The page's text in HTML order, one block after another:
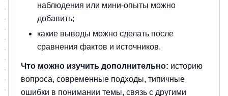
наблюдения или мини-опыты можно
добавить;
какие выводы можно сделать после
сравнения фактов и источников.
Что можно изучить дополнительно: историю
вопроса, современные подходы, типичные
ошибки в понимании темы, связь с другими